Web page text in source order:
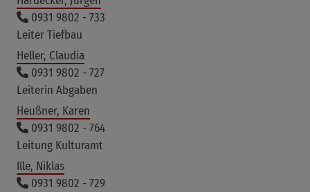
0931 9802 - 733
Leiter Tiefbau
Heller, Claudia
0931 9802 - 727
Leiterin Abgaben
Heußner, Karen
0931 9802 - 764
Leitung Kulturamt
Ille, Niklas
0931 9802 - 729